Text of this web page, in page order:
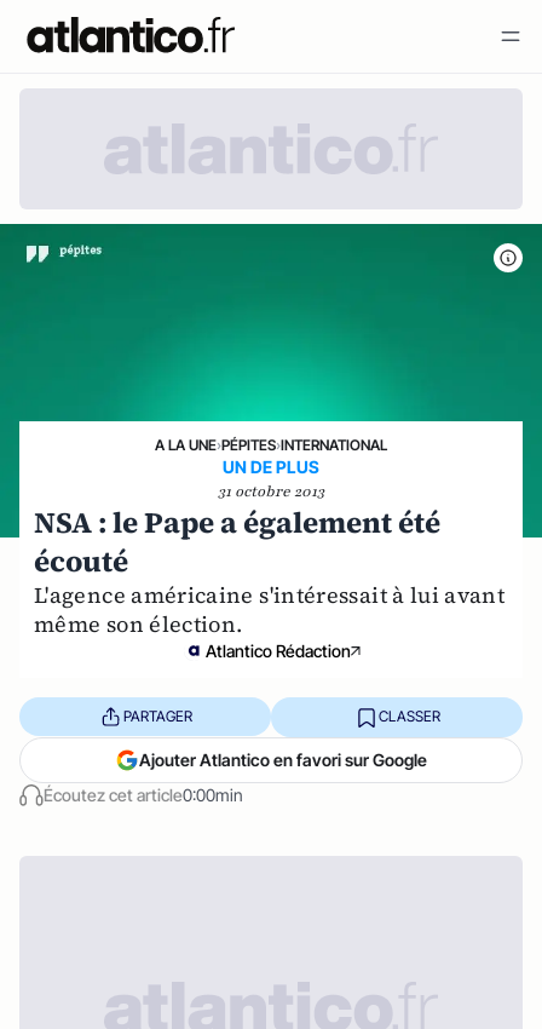
A LA UNE›PÉPITES›INTERNATIONAL
UN DE PLUS
31 octobre 2013
NSA : le Pape a également été
écouté
L'agence américaine s'intéressait à lui avant
même son élection.
Atlantico Rédaction
Écoutez cet article0:00min
PARTAGER CLASSER
Ajouter Atlantico en favori sur Google